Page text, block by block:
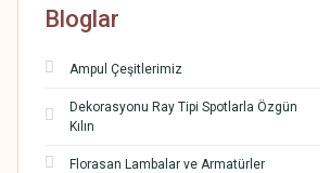
Bloglar
Ampul Çeşitlerimiz
Dekorasyonu Ray Tipi Spotlarla Özgün
Kılın
Florasan Lambalar ve Armatürler